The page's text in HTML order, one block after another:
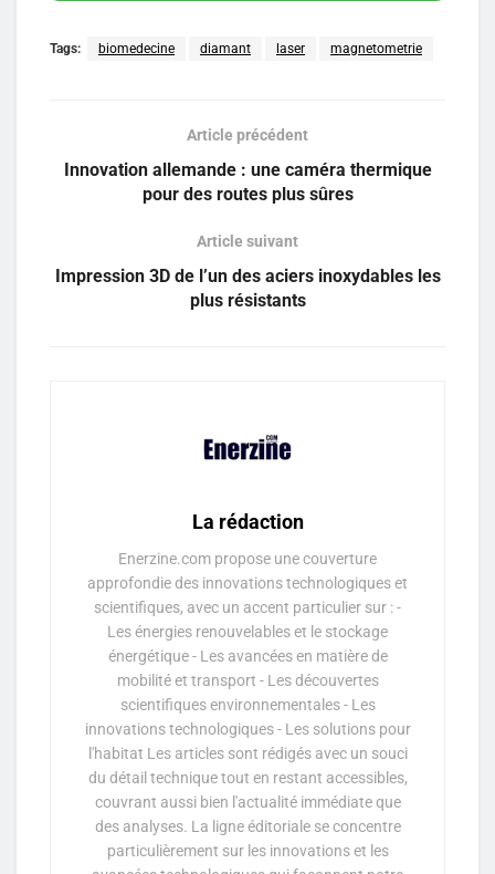
Tags: biomedecine diamant laser magnetometrie
Article précédent
Innovation allemande : une caméra thermique
pour des routes plus sûres
Article suivant
Impression 3D de l’un des aciers inoxydables les
plus résistants
La rédaction
Enerzine.com propose une couverture
approfondie des innovations technologiques et
scientifiques, avec un accent particulier sur : -
Les énergies renouvelables et le stockage
énergétique - Les avancées en matière de
mobilité et transport - Les découvertes
scientifiques environnementales - Les
innovations technologiques - Les solutions pour
l'habitat Les articles sont rédigés avec un souci
du détail technique tout en restant accessibles,
couvrant aussi bien l'actualité immédiate que
des analyses. La ligne éditoriale se concentre
particulièrement sur les innovations et les